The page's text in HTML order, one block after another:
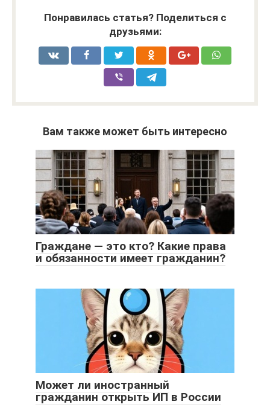
Понравилась статья? Поделиться с
друзьями:
Вам также может быть интересно
Граждане — это кто? Какие права
и обязанности имеет гражданин?
Может ли иностранный
гражданин открыть ИП в России